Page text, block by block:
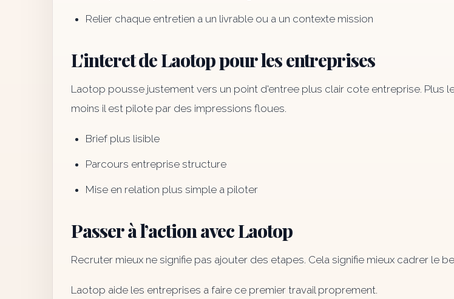
Relier chaque entretien a un livrable ou a un contexte mission
L'interet de Laotop pour les entreprises
Laotop pousse justement vers un point d'entree plus clair cote entreprise.
moins il est pilote par des impressions floues.
Brief plus lisible
Parcours entreprise structure
Mise en relation plus simple a piloter
Passer à l’action avec Laotop
Recruter mieux ne signifie pas ajouter des etapes. Cela signifie mieux cadrer le
Laotop aide les entreprises a faire ce premier travail proprement.